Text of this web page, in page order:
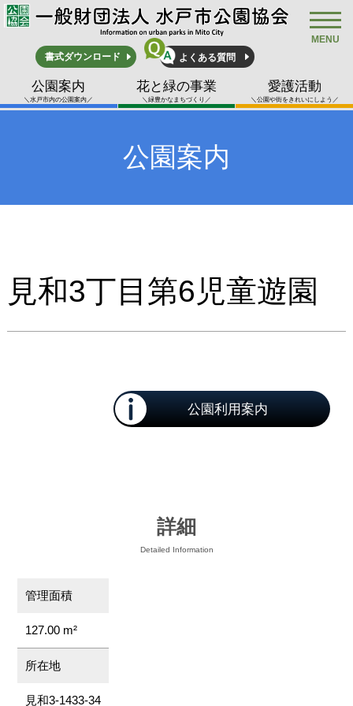
書式ダウンロード よくある質問
公園案内
＼水戸市内の公園案内／
花と緑の事業
＼緑豊かなまちづくり／
愛護活動
＼公園や街をきれいにしよう／
MENU
公園案内
見和3丁目第6児童遊園
公園利用案内
詳細
Detailed Information
管理面積
127.00 m²
所在地
見和3-1433-34